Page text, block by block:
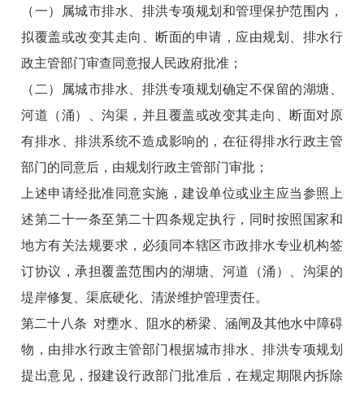
（一）属城市排水、排洪专项规划和管理保护范围内，
拟覆盖或改变其走向、断面的申请，应由规划、排水行
政主管部门审查同意报人民政府批准；
（二）属城市排水、排洪专项规划确定不保留的湖塘、
河道（涌）、沟渠，并且覆盖或改变其走向、断面对原
有排水、排洪系统不造成影响的，在征得排水行政主管
部门的同意后，由规划行政主管部门审批；
上述申请经批准同意实施，建设单位或业主应当参照上
述第二十一条至第二十四条规定执行，同时按照国家和
地方有关法规要求，必须同本辖区市政排水专业机构签
订协议，承担覆盖范围内的湖塘、河道（涌）、沟渠的
堤岸修复、渠底硬化、清淤维护管理责任。
第二十八条 对壅水、阻水的桥梁、涵闸及其他水中障碍
物，由排水行政主管部门根据城市排水、排洪专项规划
提出意见，报建设行政部门批准后，在规定期限内拆除